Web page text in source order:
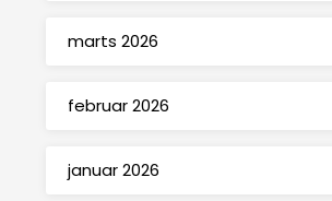
marts 2026
februar 2026
januar 2026